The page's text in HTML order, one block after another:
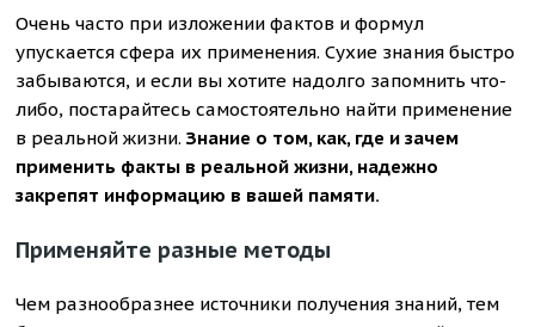
Очень часто при изложении фактов и формул
упускается сфера их применения. Сухие знания быстро
забываются, и если вы хотите надолго запомнить что-
либо, постарайтесь самостоятельно найти применение
в реальной жизни.Знание о том, как, где и зачем
применить факты в реальной жизни, надежно
закрепят информацию в вашей памяти.
Применяйте разные методы
Чем разнообразнее источники получения знаний, тем